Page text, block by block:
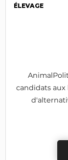
ÉLEVAGE
candidats aux